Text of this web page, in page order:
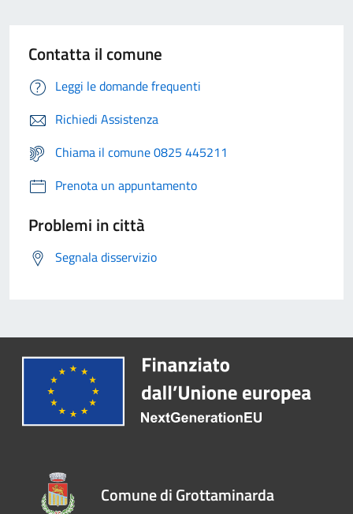
Contatta il comune
Leggi le domande frequenti
Richiedi Assistenza
Chiama il comune 0825 445211
Prenota un appuntamento
Problemi in città
Segnala disservizio
Comune di Grottaminarda